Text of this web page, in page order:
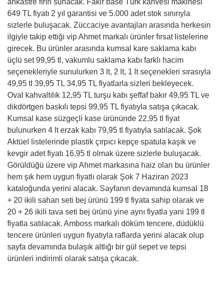
ankastre fırın sunacak. Fakir base Türk kahvesi makinesi
649 TL fiyatı 2 yıl garantisi ve 5.000 adet stok sınırıyla
sizlerle buluşacak. Züccaciye avantajları arasında herkesin
ilgiyle takip ettiği vip Ahmet markalı ürünler fırsat listelerine
girecek. Bu ürünler arasında kumsal kare saklama kabı
üçlü set 99,95 tl, vakumlu saklama kabı farklı hacim
seçenekleriyle sunulurken 3 lt, 2 lt, 1 lt seçenekleri sırasıyla
49,95 tl 39,95 TL 34,95 TL fiyatlarla sizleri bekleyecek.
Oval kahvaltılık 12,95 TL turşu kabı şeffaf bakır 49,95 TL ve
dikdörtgen baskılı tepsi 99,95 TL fiyatıyla satışa çıkacak.
Kumsal kase süzgeçli kase ürününde 22,95 tl fiyat
bulunurken 4 lt erzak kabı 79,95 tl fiyatıyla satılacak. Şok
Aktüel listelerinde plastik çırpıcı kepçe spatula kaşık ve
kevgir adet fiyatı 16,95 tl olmak üzere sizlerle buluşacak.
Görüldüğü üzere vip Ahmet markasına haiz olan bu ürünler
hem şık hem uygun fiyatlı olarak Şok 7 Haziran 2023
kataloğunda yerini alacak. Sayfanın devamında kumsal 18
+ 20 ikili sahan seti bej ürünü 199 tl fiyata sahip olarak ve
20 + 26 ikili tava seti bej ürünü yine aynı fiyatla yani 199 tl
fiyatla satılacak. Amboss markalı döküm tencere, düdüklü
tencere ürünleri uygun fiyatıyla raflarda yerini alacak olup
sayfa devamında bulaşık altlığı bir gül sepet ve tepsi
ürünleri indirimli olarak satışa çıkacak.